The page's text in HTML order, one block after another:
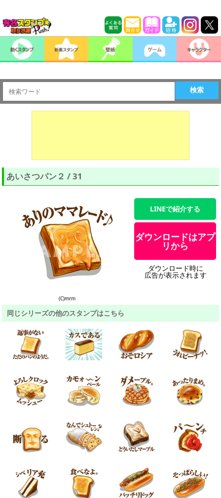
検索
あいさつパン２ / 31
(C)mrm
LINEで紹介する
ダウンロードはアプ
リから
ダウンロード時に
広告が表示されます
同じシリーズの他のスタンプはこちら